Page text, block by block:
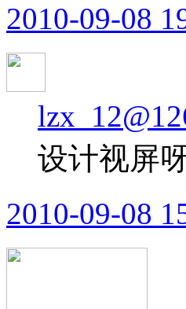
2010-09-08
设计视屏
2010-09-08